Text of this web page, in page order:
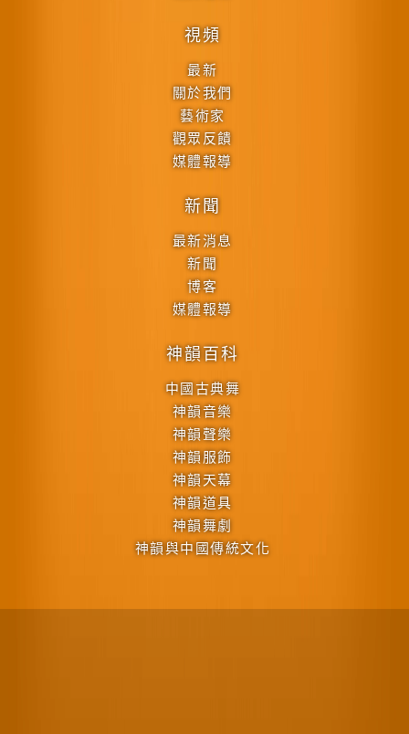
視頻
最新
關於我們
藝術家
觀眾反饋
媒體報導
新聞
最新消息
新聞
博客
媒體報導
神韻百科
中國古典舞
神韻音樂
神韻聲樂
神韻服飾
神韻天幕
神韻道具
神韻舞劇
神韻與中國傳統文化